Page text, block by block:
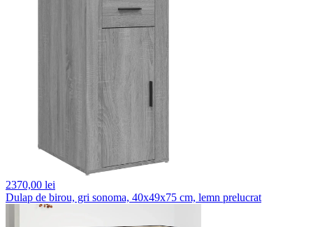
2370,00 lei
Dulap de birou, gri sonoma, 40x49x75 cm, lemn prelucrat